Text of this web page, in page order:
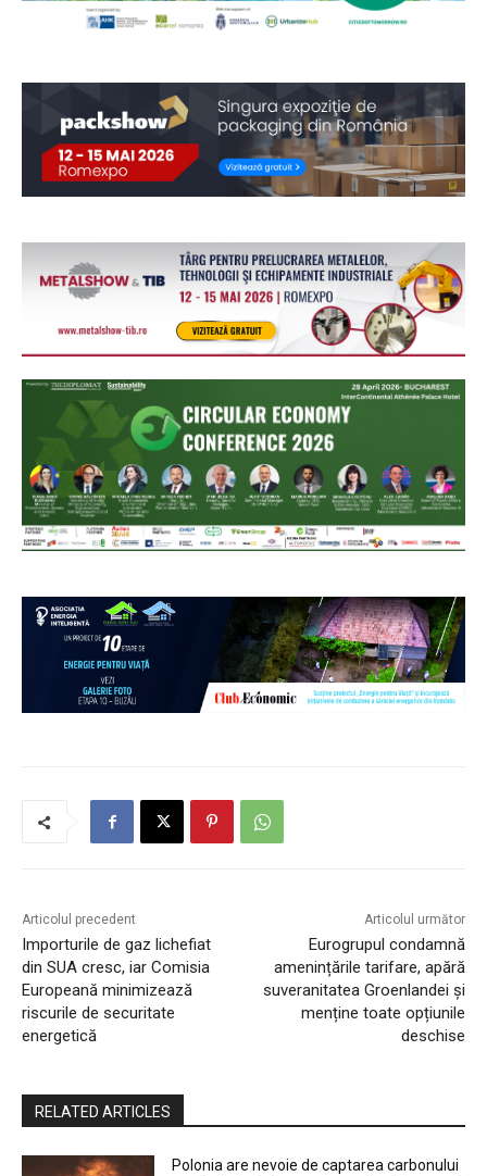
Articolul precedent
Importurile de gaz lichefiat
din SUA cresc, iar Comisia
Europeană minimizează
riscurile de securitate
energetică
Articolul următor
Eurogrupul condamnă
amenințările tarifare, apără
suveranitatea Groenlandei și
menține toate opțiunile
deschise
RELATED ARTICLES
Polonia are nevoie de captarea carbonului